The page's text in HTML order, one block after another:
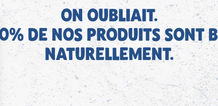
ON OUBLIAIT.
DE NOS PRODUITS SONT
NATURELLEMENT.